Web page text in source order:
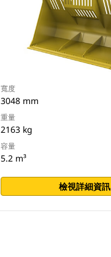
寬度
3048 mm
重量
2163 kg
容量
5.2 m³
檢視詳細資訊